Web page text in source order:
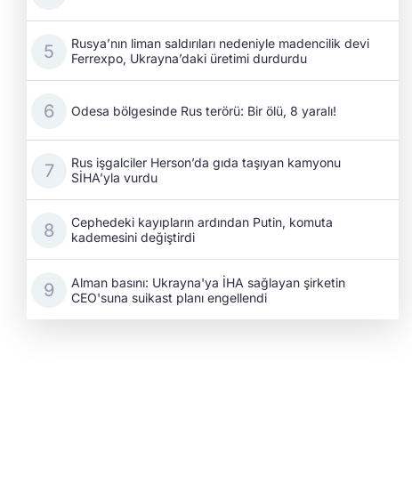
Rusya’nın liman saldırıları nedeniyle madencilik devi
Ferrexpo, Ukrayna’daki üretimi durdurdu
Odesa bölgesinde Rus terörü: Bir ölü, 8 yaralı!
Rus işgalciler Herson’da gıda taşıyan kamyonu
SİHA’yla vurdu
Cephedeki kayıpların ardından Putin, komuta
kademesini değiştirdi
Alman basını: Ukrayna'ya İHA sağlayan şirketin
CEO'suna suikast planı engellendi